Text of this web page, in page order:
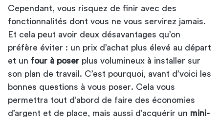
Cependant, vous risquez de finir avec des
fonctionnalités dont vous ne vous servirez jamais.
Et cela peut avoir deux désavantages qu’on
préfère éviter : un prix d’achat plus élevé au départ
et un four à poser plus volumineux à installer sur
son plan de travail. C’est pourquoi, avant d’voici les
bonnes questions à vous poser. Cela vous
permettra tout d’abord de faire des économies
d’argent et de place, mais aussi d’acquérir un mini-